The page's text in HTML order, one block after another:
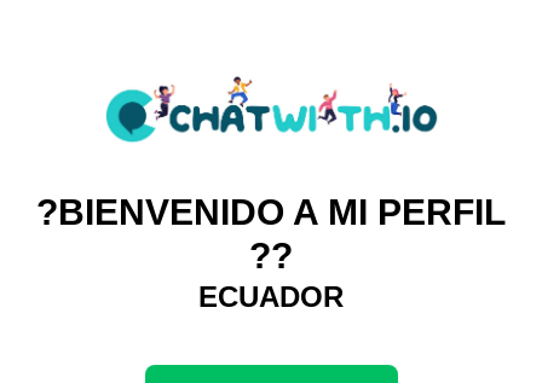
?BIENVENIDO A MI PERFIL
??
ECUADOR